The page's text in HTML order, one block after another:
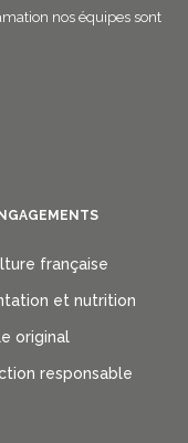
nos équipes sont
française
et nutrition
original
responsable